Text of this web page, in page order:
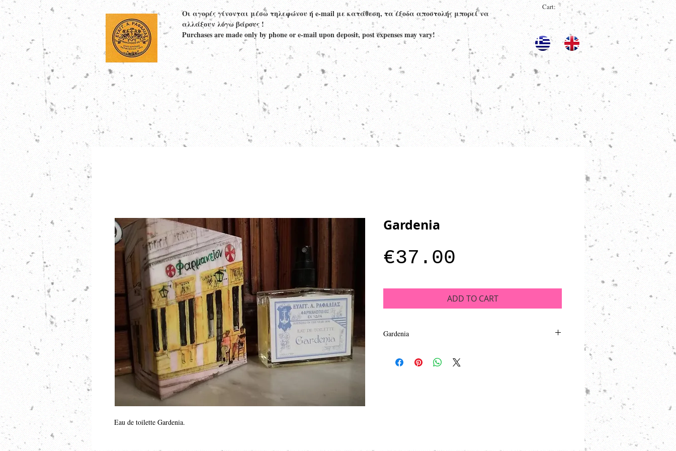
Οι αγορές γίνονται μέσω τηλεφώνου ή e-mail με κατάθεση, τα έξοδα αποστολής μπορεί να
αλλάξουν λόγω βάρους !
Purchases are made only by phone or e-mail upon deposit, post expenses may vary!
Cart:
Eau de toilette Gardenia.
Gardenia
€37.00
ADD TO CART
Gardenia